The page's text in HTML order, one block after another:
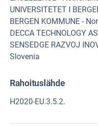
UNIVERSITETET I
BERGEN KOMMUNE -
DECCA TECHNOLOGY
SENSEDGE RAZVOJ
Slovenia
Rahoituslähde
H2020-EU.3.5.2.